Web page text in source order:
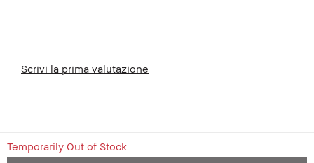
Scrivi la prima valutazione
Temporarily Out of Stock